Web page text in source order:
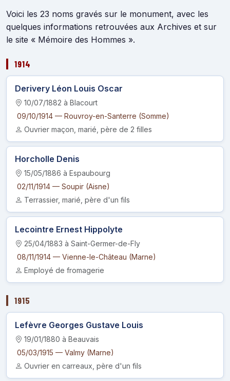
Voici les 23 noms gravés sur le monument, avec les
quelques informations retrouvées aux Archives et sur
le site « Mémoire des Hommes ».
1914
Derivery Léon Louis Oscar
10/07/1882 à Blacourt
09/10/1914 — Rouvroy-en-Santerre (Somme)
Ouvrier maçon, marié, père de 2 filles
Horcholle Denis
15/05/1886 à Espaubourg
02/11/1914 — Soupir (Aisne)
Terrassier, marié, père d'un fils
Lecointre Ernest Hippolyte
25/04/1883 à Saint-Germer-de-Fly
08/11/1914 — Vienne-le-Château (Marne)
Employé de fromagerie
1915
Lefèvre Georges Gustave Louis
19/01/1880 à Beauvais
05/03/1915 — Valmy (Marne)
Ouvrier en carreaux, père d'un fils